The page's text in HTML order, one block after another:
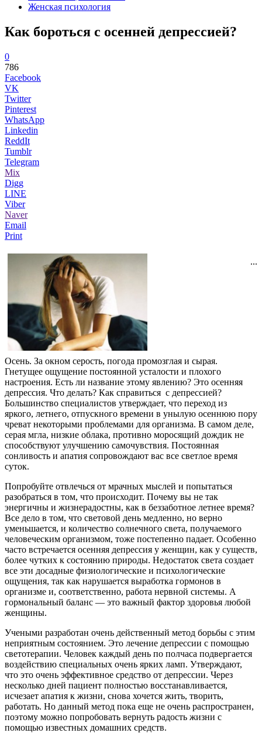
Женская психология
Как бороться с осенней депрессией?
0
786
Facebook
VK
Twitter
Pinterest
WhatsApp
Linkedin
ReddIt
Tumblr
Telegram
Mix
Digg
LINE
Viber
Naver
Email
Print
...
Осень. За окном серость, погода промозглая и сырая.
Гнетущее ощущение постоянной усталости и плохого
настроения. Есть ли название этому явлению? Это осенняя
депрессия. Что делать? Как справиться с депрессией?
Большинство специалистов утверждает, что переход из
яркого, летнего, отпускного времени в унылую осеннюю пору
чреват некоторыми проблемами для организма. В самом деле,
серая мгла, низкие облака, противно моросящий дождик не
способствуют улучшению самочувствия. Постоянная
сонливость и апатия сопровождают вас все светлое время
суток.
Попробуйте отвлечься от мрачных мыслей и попытаться
разобраться в том, что происходит. Почему вы не так
энергичны и жизнерадостны, как в беззаботное летнее время?
Все дело в том, что световой день медленно, но верно
уменьшается, и количество солнечного света, получаемого
человеческим организмом, тоже постепенно падает. Особенно
часто встречается осенняя депрессия у женщин, как у существ,
более чутких к состоянию природы. Недостаток света создает
все эти досадные физиологические и психологические
ощущения, так как нарушается выработка гормонов в
организме и, соответственно, работа нервной системы. А
гормональный баланс — это важный фактор здоровья любой
женщины.
Учеными разработан очень действенный метод борьбы с этим
неприятным состоянием. Это лечение депрессии с помощью
светотерапии. Человек каждый день по полчаса подвергается
воздействию специальных очень ярких ламп. Утверждают,
что это очень эффективное средство от депрессии. Через
несколько дней пациент полностью восстанавливается,
исчезает апатия к жизни, снова хочется жить, творить,
работать. Но данный метод пока еще не очень распространен,
поэтому можно попробовать вернуть радость жизни с
помощью известных домашних средств.